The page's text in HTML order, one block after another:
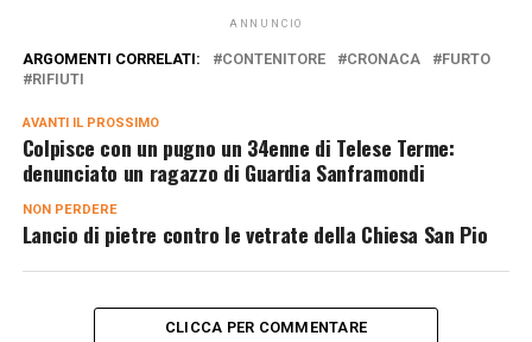
ANNUNCIO
ARGOMENTI CORRELATI: CONTENITORE CRONACA
FURTO
RIFIUTI
AVANTI IL ​​PROSSIMO
Colpisce con un pugno un 34enne di Telese Terme:
denunciato un ragazzo di Guardia Sanframondi
NON PERDERE
Lancio di pietre contro le vetrate della Chiesa San Pio
CLICCA PER COMMENTARE